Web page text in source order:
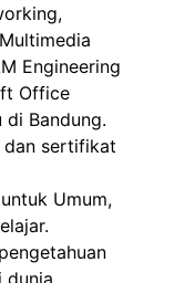
Engineering
Office
Bandung.
dan sertifikat
Umum,
dunia